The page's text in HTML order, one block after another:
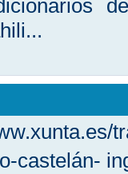
castelán-